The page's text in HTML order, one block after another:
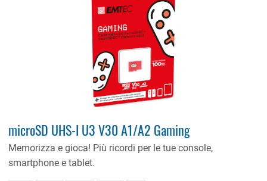
microSD UHS-I U3 V30 A1/A2 Gaming
Memorizza e gioca! Più ricordi per le tue console,
smartphone e tablet.